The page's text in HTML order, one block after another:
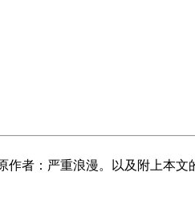
作者：严重浪漫。以及附上本文